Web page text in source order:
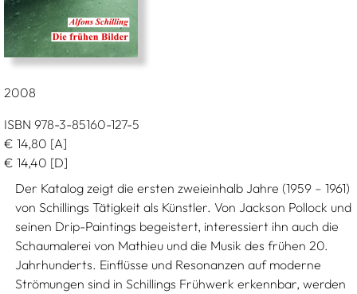
2008
ISBN 978-3-85160-127-5
€ 14,80 [A]
€ 14,40 [D]
Der Katalog zeigt die ersten zweieinhalb Jahre (1959 – 1961)
von Schillings Tätigkeit als Künstler. Von Jackson Pollock und
seinen Drip-Paintings begeistert, interessiert ihn auch die
Schaumalerei von Mathieu und die Musik des frühen 20.
Jahrhunderts. Einflüsse und Resonanzen auf moderne
Strömungen sind in Schillings Frühwerk erkennbar, werden